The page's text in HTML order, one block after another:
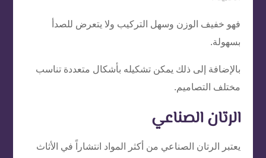
فهو خفيف الوزن وسهل التركيب ولا يتعرض للصدأ
بسهولة.
بالإضافة إلى ذلك يمكن تشكيله بأشكال متعددة تناسب
مختلف التصاميم.
الرتان الصناعي
يعتبر الرتان الصناعي من أكثر المواد انتشاراً في الأثاث